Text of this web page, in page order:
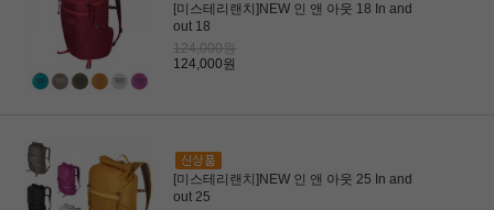
[미스테리랜치]NEW 인 앤 아웃 18 In and
out 18
124,000원
124,000원
[미스테리랜치]NEW 인 앤 아웃 25 In and
out 25